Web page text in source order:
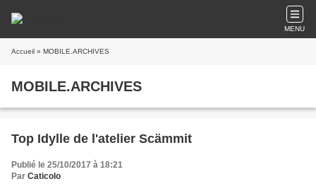
MENU
Accueil » MOBILE.ARCHIVES
MOBILE.ARCHIVES
Top Idylle de l'atelier Scämmit
Publié le 25/10/2017 à 18:21
Par Caticolo